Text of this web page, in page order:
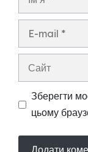
Сайт
Зберегти
цьому